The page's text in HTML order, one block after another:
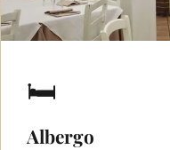
🛏️
Albergo